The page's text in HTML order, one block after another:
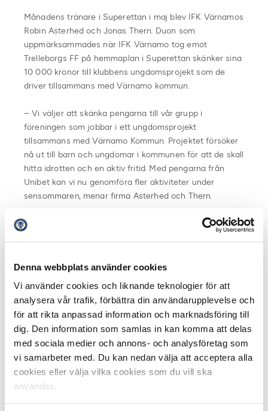
Denna webbplats använder cookies
Vi använder cookies och liknande teknologier för att
analysera vår trafik, förbättra din användarupplevelse och
för att rikta anpassad information och marknadsföring till
dig. Den information som samlas in kan komma att delas
med sociala medier och annons- och analysföretag som
vi samarbeter med. Du kan nedan välja att acceptera alla
cookies eller välja vilka cookies som du vill ska
användas.
Månadens tränare i Superettan i maj blev IFK Värnamos
Robin Asterhed och Jonas Thern. Duon som
uppmärksammades när IFK Värnamo tog emot
Trelleborgs FF på hemmaplan i Superettan skänker sina
10 000 kronor till klubbens ungdomsprojekt som de
driver tillsammans med Värnamo kommun.
– Vi väljer att skänka pengarna till vår grupp i
föreningen som jobbar i ett ungdomsprojekt
tillsammans med Värnamo Kommun. Projektet försöker
nå ut till barn och ungdomar i kommunen för att de skall
hitta idrotten och en aktiv fritid. Med pengarna från
Unibet kan vi nu genomföra fler aktiviteter under
sensommaren, menar firma Asterhed och Thern.
Månadens tränare utses sju gånger per säsong. I juryn
sitter samtliga 16 huvudtränare, eller lagkaptener, samt
samhällen där Allsvenskan eller Superettan spelas.
Juryn röstar varje månad fram tre finalister till
utmärkelsen. Därefter får supportrar möjlighet att rösta
fram vilken av de tre finalisterna som de anser ska
vinna.
En totalsumma räknas sedan samman där media,
lagkaptener och supportrar står för varsin tredjedel och
en vinnare utses. Varje vinnare får 10 000 kronor